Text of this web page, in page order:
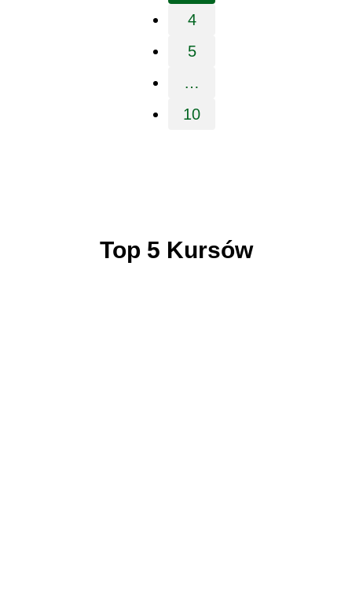
Page
4
Page
5
…
Page
10
Top 5 Kursów